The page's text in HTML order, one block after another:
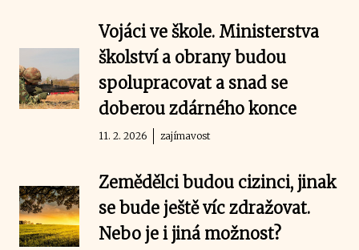
Vojáci ve škole. Ministerstva
školství a obrany budou
spolupracovat a snad se
doberou zdárného konce
11. 2. 2026 zajímavost
Zemědělci budou cizinci, jinak
se bude ještě víc zdražovat.
Nebo je i jiná možnost?